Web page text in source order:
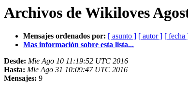
Archivos de Wikiloves
Mensajes ordenados por: [ asunto ] [ autor ] [ fecha
Mas información sobre esta lista...
Desde: Mie Ago 10 11:19:52 UTC 2016
Hasta: Mie Ago 31 10:09:47 UTC 2016
Mensajes: 9